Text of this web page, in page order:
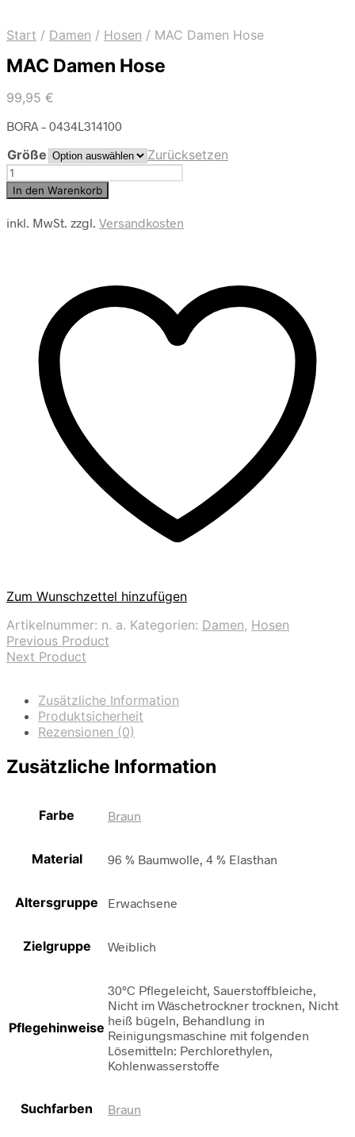
Start / Damen / Hosen / MAC Damen Hose
MAC Damen Hose
99,95 €
BORA – 0434L314100
Größe
Zurücksetzen
MAC
Damen
Hose
Menge
In den Warenkorb
inkl. MwSt. zzgl. Versandkosten
Zum Wunschzettel hinzufügen
Artikelnummer: n. a. Kategorien: Damen, Hosen
Previous Product
Next Product
Zusätzliche Information
Produktsicherheit
Rezensionen (0)
Zusätzliche Information
Farbe Braun
Material 96 % Baumwolle, 4 % Elasthan
Altersgruppe Erwachsene
Zielgruppe Weiblich
Pflegehinweise
30°C Pflegeleicht, Sauerstoffbleiche,
Nicht im Wäschetrockner trocknen, Nicht
heiß bügeln, Behandlung in
Reinigungsmaschine mit folgenden
Lösemitteln: Perchlorethylen,
Kohlenwasserstoffe
Suchfarben Braun